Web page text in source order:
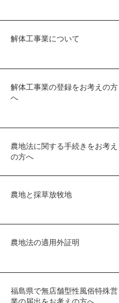
解体工事業について
解体工事業の登録をお考えの方
へ
農地法に関する手続きをお考え
の方へ
農地と採草放牧地
農地法の適用外証明
福島県で無店舗型性風俗特殊営